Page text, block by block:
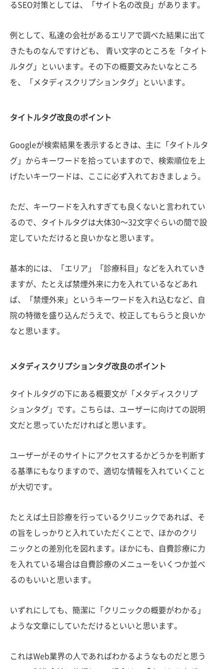
るSEO対策としては、「サイト名の改良」があります。
例として、私達の会社があるエリアで調べた結果に出て
きたものなんですけども、 青い文字のところを「タイト
ルタグ」といいます。その下の概要文みたいなところ
を、「メタディスクリプションタグ」といいます。
タイトルタグ改良のポイント
Googleが検索結果を表示するときは、主に「タイトルタ
グ」からキーワードを拾っていますので、検索順位を上
げたいキーワードは、ここに必ず入れておきましょう。
ただ、キーワードを入れすぎても良くないと言われてい
るので、タイトルタグは大体30〜32文字ぐらいの間で設
定していただけると良いかなと思います。
基本的には、「エリア」「診療科目」などを入れていき
ますが、たとえば禁煙外来に力を入れているなどあれ
ば、「禁煙外来」というキーワードを入れ込むなど、自
院の特徴を盛り込んだうえで、校正してもらうと良いか
なと思います。
メタディスクリプションタグ改良のポイント
タイトルタグの下にある概要文が「メタディスクリプ
ションタグ」です。こちらは、ユーザーに向けての説明
文だと思っていただければと思います。
ユーザーがそのサイトにアクセスするかどうかを判断す
る基準にもなりますので、適切な情報を入れていくこと
が大切です。
たとえば土日診療を行っているクリニックであれば、そ
の旨をしっかりと入れていただくことで、ほかのクリ
ニックとの差別化を図れます。ほかにも、自費診療に力
を入れている場合は自費診療のメニューをいくつか並べ
るのもいいと思います。
いずれにしても、簡潔に「クリニックの概要がわかる」
ような文章にしていただけるといいと思います。
これはWeb業界の人であればわかるようなものだと思う